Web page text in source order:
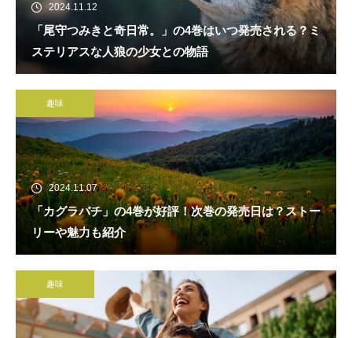
2024.11.12
「尾守つみきと奇日常。」の4巻はいつ発売される？ミ
ステリアスな人狼の少女との物語
趣味
2024.11.07
「カグラバチ」の4巻が好評！次巻の発売日は？ストー
リーや魅力も紹介
趣味